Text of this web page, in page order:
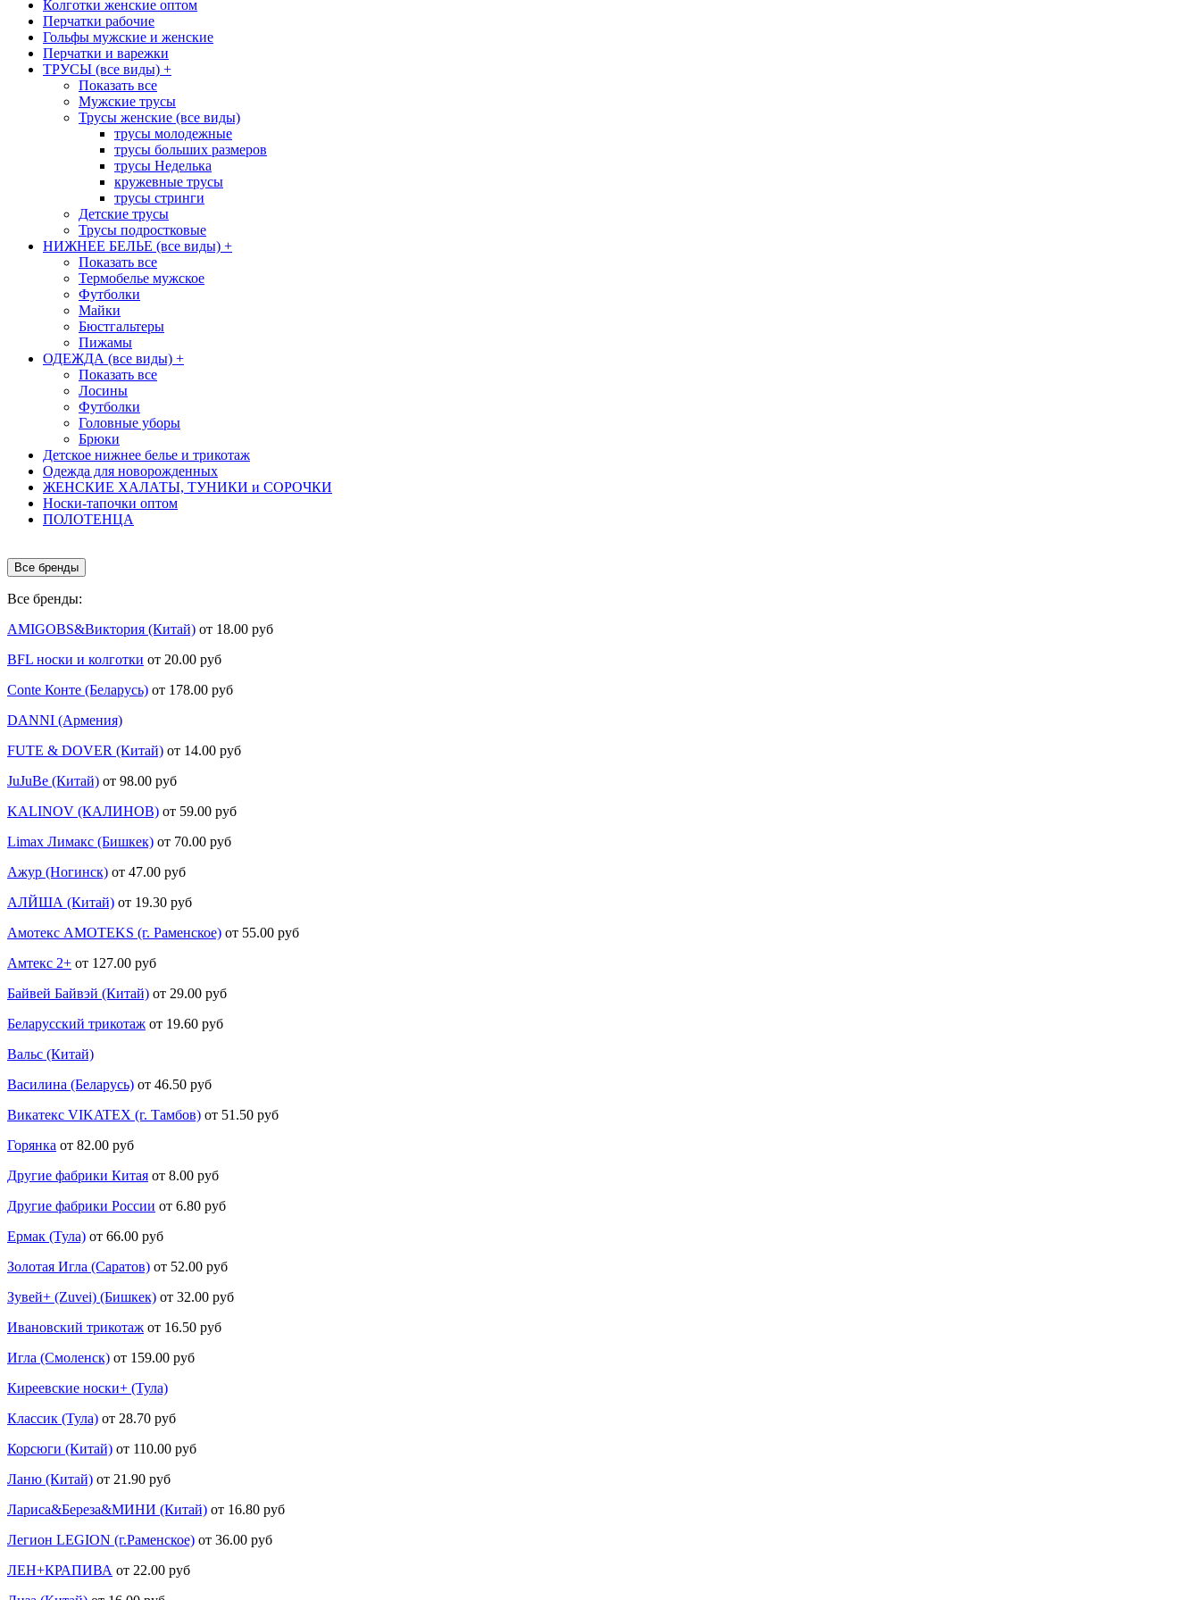
Колготки женские оптом
Перчатки рабочие
Гольфы мужские и женские
Перчатки и варежки
ТРУСЫ (все виды) +
Показать все
Мужские трусы
Трусы женские (все виды)
трусы молодежные
трусы больших размеров
трусы Неделька
кружевные трусы
трусы стринги
Детские трусы
Трусы подростковые
НИЖНЕЕ БЕЛЬЕ (все виды) +
Показать все
Термобелье мужское
Футболки
Майки
Бюстгальтеры
Пижамы
ОДЕЖДА (все виды) +
Показать все
Лосины
Футболки
Головные уборы
Брюки
Детское нижнее белье и трикотаж
Одежда для новорожденных
ЖЕНСКИЕ ХАЛАТЫ, ТУНИКИ и СОРОЧКИ
Носки-тапочки оптом
ПОЛОТЕНЦА
Все бренды
Все бренды:
AMIGOBS&Виктория (Китай) от 18.00 руб
BFL носки и колготки от 20.00 руб
Conte Конте (Беларусь) от 178.00 руб
DANNI (Армения)
FUTE & DOVER (Китай) от 14.00 руб
JuJuBe (Китай) от 98.00 руб
KALINOV (КАЛИНОВ) от 59.00 руб
Limax Лимакс (Бишкек) от 70.00 руб
Ажур (Ногинск) от 47.00 руб
АЛЙША (Китай) от 19.30 руб
Амотекс AMOTEKS (г. Раменское) от 55.00 руб
Амтекс 2+ от 127.00 руб
Байвей Байвэй (Китай) от 29.00 руб
Беларусский трикотаж от 19.60 руб
Вальс (Китай)
Василина (Беларусь) от 46.50 руб
Викатекс VIKATEX (г. Тамбов) от 51.50 руб
Горянка от 82.00 руб
Другие фабрики Китая от 8.00 руб
Другие фабрики России от 6.80 руб
Ермак (Тула) от 66.00 руб
Золотая Игла (Саратов) от 52.00 руб
Зувей+ (Zuvei) (Бишкек) от 32.00 руб
Ивановский трикотаж от 16.50 руб
Игла (Смоленск) от 159.00 руб
Киреевские носки+ (Тула)
Классик (Тула) от 28.70 руб
Корсюги (Китай) от 110.00 руб
Ланю (Китай) от 21.90 руб
Лариса&Береза&МИНИ (Китай) от 16.80 руб
Легион LEGION (г.Раменское) от 36.00 руб
ЛЕН+КРАПИВА от 22.00 руб